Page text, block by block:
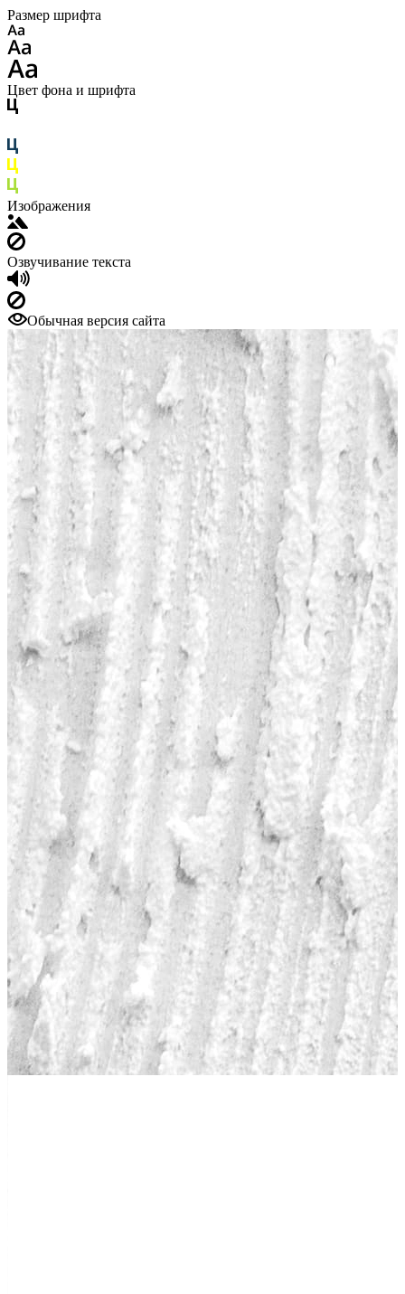
Размер шрифта
Цвет фона и шрифта
Изображения
Озвучивание текста
Обычная версия сайта